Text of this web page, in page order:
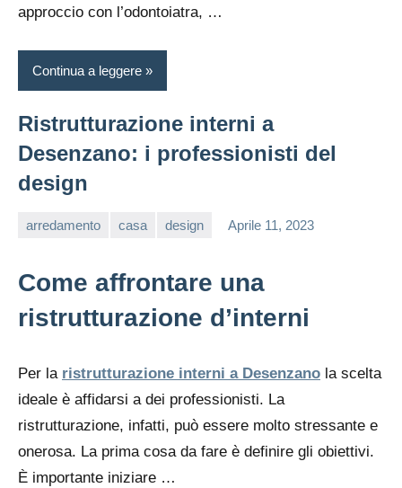
approccio con l’odontoiatra, …
Continua a leggere
Ristrutturazione interni a
Desenzano: i professionisti del
design
arredamento casa design Aprile 11, 2023
Come affrontare una
ristrutturazione d’interni
Per la ristrutturazione interni a Desenzano la scelta
ideale è affidarsi a dei professionisti. La
ristrutturazione, infatti, può essere molto stressante e
onerosa. La prima cosa da fare è definire gli obiettivi.
È importante iniziare …